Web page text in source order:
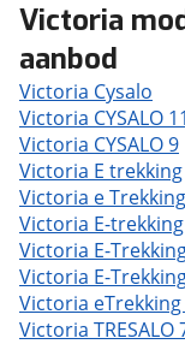
Victoria
aanbod
Victoria Cysalo
Victoria CYSALO 11
Victoria CYSALO 9
Victoria E trekking
Victoria e
Victoria E-trekking
Victoria E-
Victoria E-
Victoria eTrekking
Victoria TRESALO